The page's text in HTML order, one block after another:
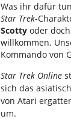
Was ihr dafür
Star Trek-
Scotty oder
willkommen.
Kommando von
Star Trek Online
sich das
von Atari
um.